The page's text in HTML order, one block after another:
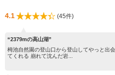
4.1 (45件)
“2379mの高山湖”
栂池自然園の登山口から登山してやっと
てくれる 崩れて沈んだ岩...